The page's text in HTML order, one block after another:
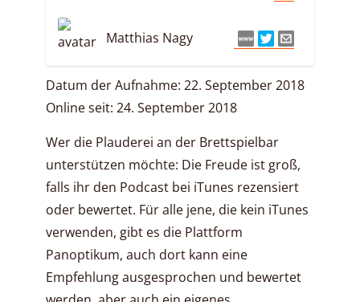
Matthias Nagy
Datum der Aufnahme: 22. September 2018
Online seit: 24. September 2018
Wer die Plauderei an der Brettspielbar
unterstützen möchte: Die Freude ist groß,
falls ihr den Podcast bei iTunes rezensiert
oder bewertet. Für alle jene, die kein iTunes
verwenden, gibt es die Plattform
Panoptikum, auch dort kann eine
Empfehlung ausgesprochen und bewertet